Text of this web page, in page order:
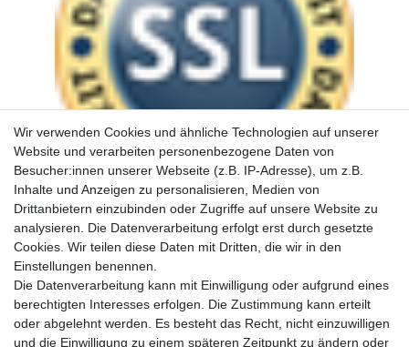
Wir verwenden Cookies und ähnliche Technologien auf unserer
Website und verarbeiten personenbezogene Daten von
Besucher:innen unserer Webseite (z.B. IP-Adresse), um z.B.
Inhalte und Anzeigen zu personalisieren, Medien von
Drittanbietern einzubinden oder Zugriffe auf unsere Website zu
analysieren. Die Datenverarbeitung erfolgt erst durch gesetzte
Cookies. Wir teilen diese Daten mit Dritten, die wir in den
Einstellungen benennen.
Die Datenverarbeitung kann mit Einwilligung oder aufgrund eines
berechtigten Interesses erfolgen. Die Zustimmung kann erteilt
oder abgelehnt werden. Es besteht das Recht, nicht einzuwilligen
und die Einwilligung zu einem späteren Zeitpunkt zu ändern oder